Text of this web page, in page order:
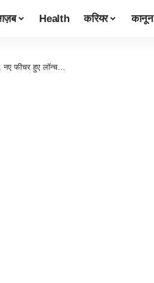
Health करियर कानून
फीचर हुए लॉन्च…